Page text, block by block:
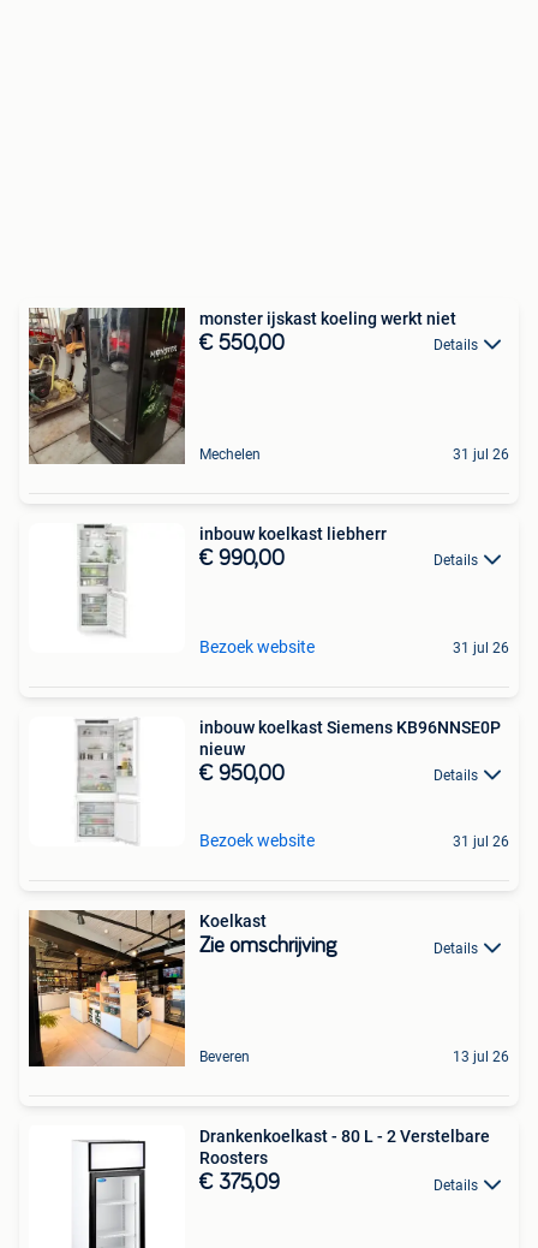
monster ijskast koeling werkt niet
€ 550,00 Details
Mechelen 31 jul 26
inbouw koelkast liebherr
€ 990,00 Details
Bezoek website 31 jul 26
inbouw koelkast Siemens KB96NNSE0P
nieuw
€ 950,00 Details
Bezoek website 31 jul 26
Koelkast
Zie omschrijving Details
Beveren 13 jul 26
Drankenkoelkast - 80 L - 2 Verstelbare
Roosters
€ 375,09 Details